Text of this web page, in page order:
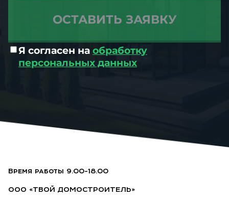
Я согласен на обработку
персональных данных
Время работы 9.00-18.00
ООО «ТВОЙ ДОМОСТРОИТЕЛЬ»